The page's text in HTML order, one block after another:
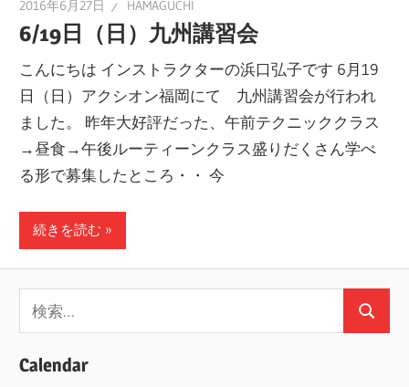
ト
を
レ
ポ
ー
ト
し
す！
2016年6月27日 HAMAGUCHI
6/19日（日）九州講習会
こんにちは インストラクターの浜口弘子です 6月19
日（日）アクシオン福岡にて 九州講習会が行われ
ました。 昨年大好評だった、午前テクニッククラス
→昼食→午後ルーティーンクラス盛りだくさん学べ
る形で募集したところ・・ 今
続きを読む
索:
検
Calendar